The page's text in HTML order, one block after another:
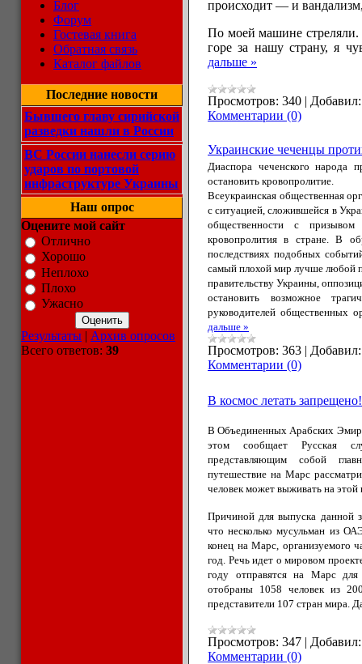
Блог
Форум
Гостевая книга
Обратная связь
Каталог файлов
Последние новости
Бывшего главу сирийской
разведки нашли в России
ВС России нанесли серию
ударов по портовой
инфраструктуре Украины
Наш опрос
Оцените мой сайт
Отлично
Хорошо
Неплохо
Плохо
Ужасно
Результаты | Архив опросов
Всего ответов: 39
происходит — и
По моей машине стреляли.
горе за нашу страну, я
дальше »
Просмотров: 340 | Добавил:
Комментарии (0)
Украинские чеченцы
Диаспора чеченского народа
остановить кровопролитие.
Всеукраинская общественная
с ситуацией, сложившейся в
общественности с
кровопролития в стране. В
последствиях подобных
самый плохой мир лучше любой
правительству Украины,
остановить возможное
руководителей общественных
дальше »
Просмотров: 363 | Добавил:
Комментарии (0)
В космос летать запрещено!
В Объединенных Арабских
этом сообщает Русская
представляющим собой
путешествие на Марс
человек может выживать на этой
Причиной для выпуска данной
что несколько мусульман из
конец на Марс, организуемого
год. Речь идет о мировом
году отправятся на Марс для
отобраны 1058 человек из
представители 107 стран мира.
Просмотров: 347 | Добавил:
Комментарии (0)